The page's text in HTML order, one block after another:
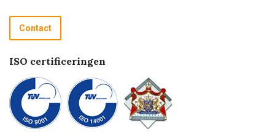
Recycle programma
Betalen
Contact
ISO certificeringen